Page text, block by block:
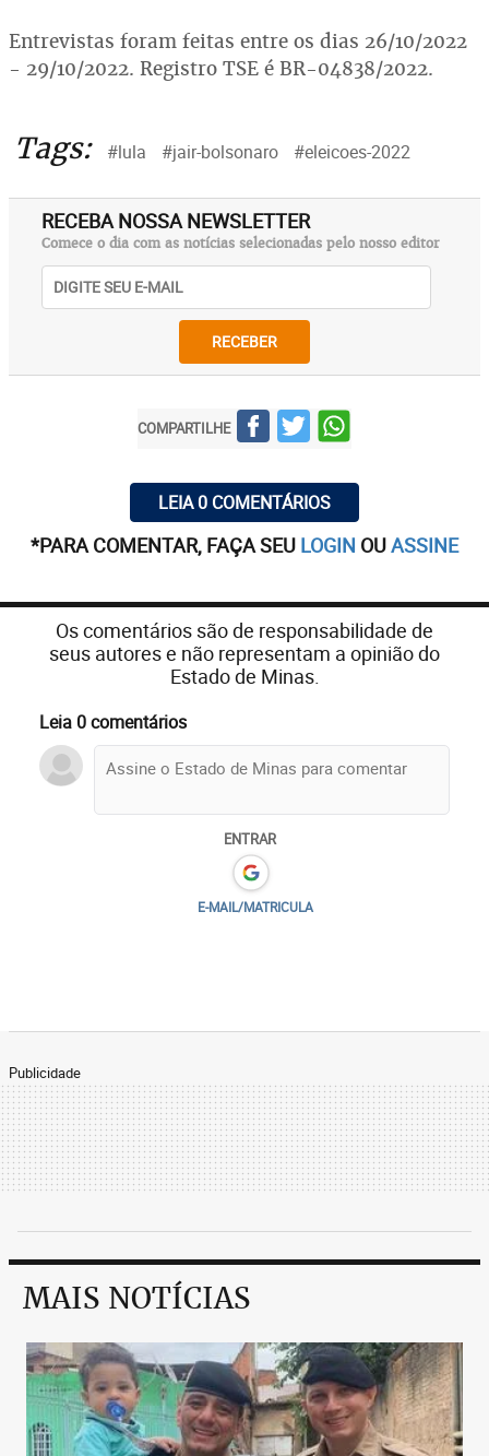
Entrevistas foram feitas entre os dias 26/10/2022
- 29/10/2022. Registro TSE é BR-04838/2022.
Tags: #lula #jair-bolsonaro #eleicoes-2022
RECEBA NOSSA NEWSLETTER
Comece o dia com as notícias selecionadas pelo nosso editor
RECEBER
COMPARTILHE
LEIA 0 COMENTÁRIOS
*PARA COMENTAR, FAÇA SEU LOGIN OUASSINE
Os comentários são de responsabilidade de
seus autores e não representam a opinião do
Estado de Minas.
Leia 0 comentários
ENTRAR
E-MAIL/MATRICULA
Publicidade
MAIS NOTÍCIAS